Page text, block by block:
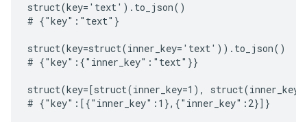
struct(key='text').to_json()
# {"key":"text"}
struct(key=struct(inner_key='text')).to_json()
# {"key":{"inner_key":"text"}}
struct(key=[struct(inner_key=1),
# {"key":[{"inner_key":1},{"inner_key":2}]}